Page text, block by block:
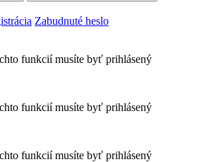
Zabudnuté heslo
funkcií musíte byť prihlásený
funkcií musíte byť prihlásený
funkcií musíte byť prihlásený